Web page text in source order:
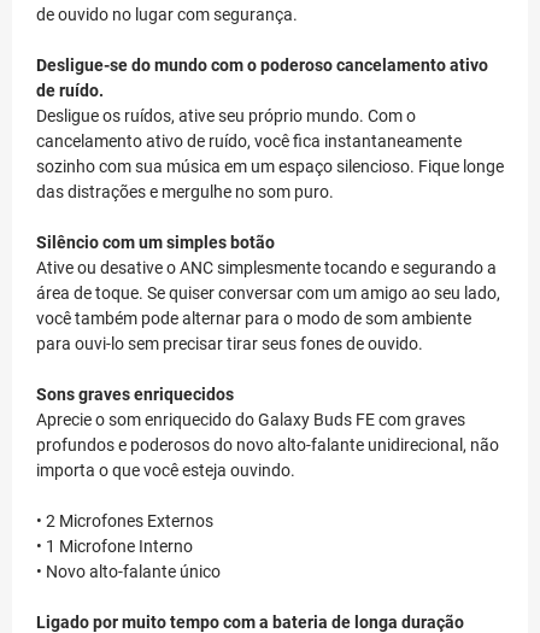
de ouvido no lugar com segurança.
Desligue-se do mundo com o poderoso cancelamento ativo
de ruído.
Desligue os ruídos, ative seu próprio mundo. Com o
cancelamento ativo de ruído, você fica instantaneamente
sozinho com sua música em um espaço silencioso. Fique longe
das distrações e mergulhe no som puro.
Silêncio com um simples botão
Ative ou desative o ANC simplesmente tocando e segurando a
área de toque. Se quiser conversar com um amigo ao seu lado,
você também pode alternar para o modo de som ambiente
para ouvi-lo sem precisar tirar seus fones de ouvido.
Sons graves enriquecidos
Aprecie o som enriquecido do Galaxy Buds FE com graves
profundos e poderosos do novo alto-falante unidirecional, não
importa o que você esteja ouvindo.
• 2 Microfones Externos
• 1 Microfone Interno
• Novo alto-falante único
Ligado por muito tempo com a bateria de longa duração